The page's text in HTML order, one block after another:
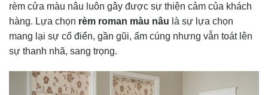
rèm cửa màu nâu luôn gây được sự thiện cảm của khách
hàng. Lựa chọn rèm roman màu nâu là sự lựa chọn
mang lại sự cổ điển, gần gũi, ấm cúng nhưng vẫn toát lên
sự thanh nhã, sang trọng.